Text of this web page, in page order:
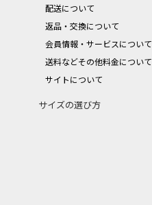
配送について
返品・交換について
会員情報・サービスについて
送料などその他料金について
サイトについて
サイズの選び方